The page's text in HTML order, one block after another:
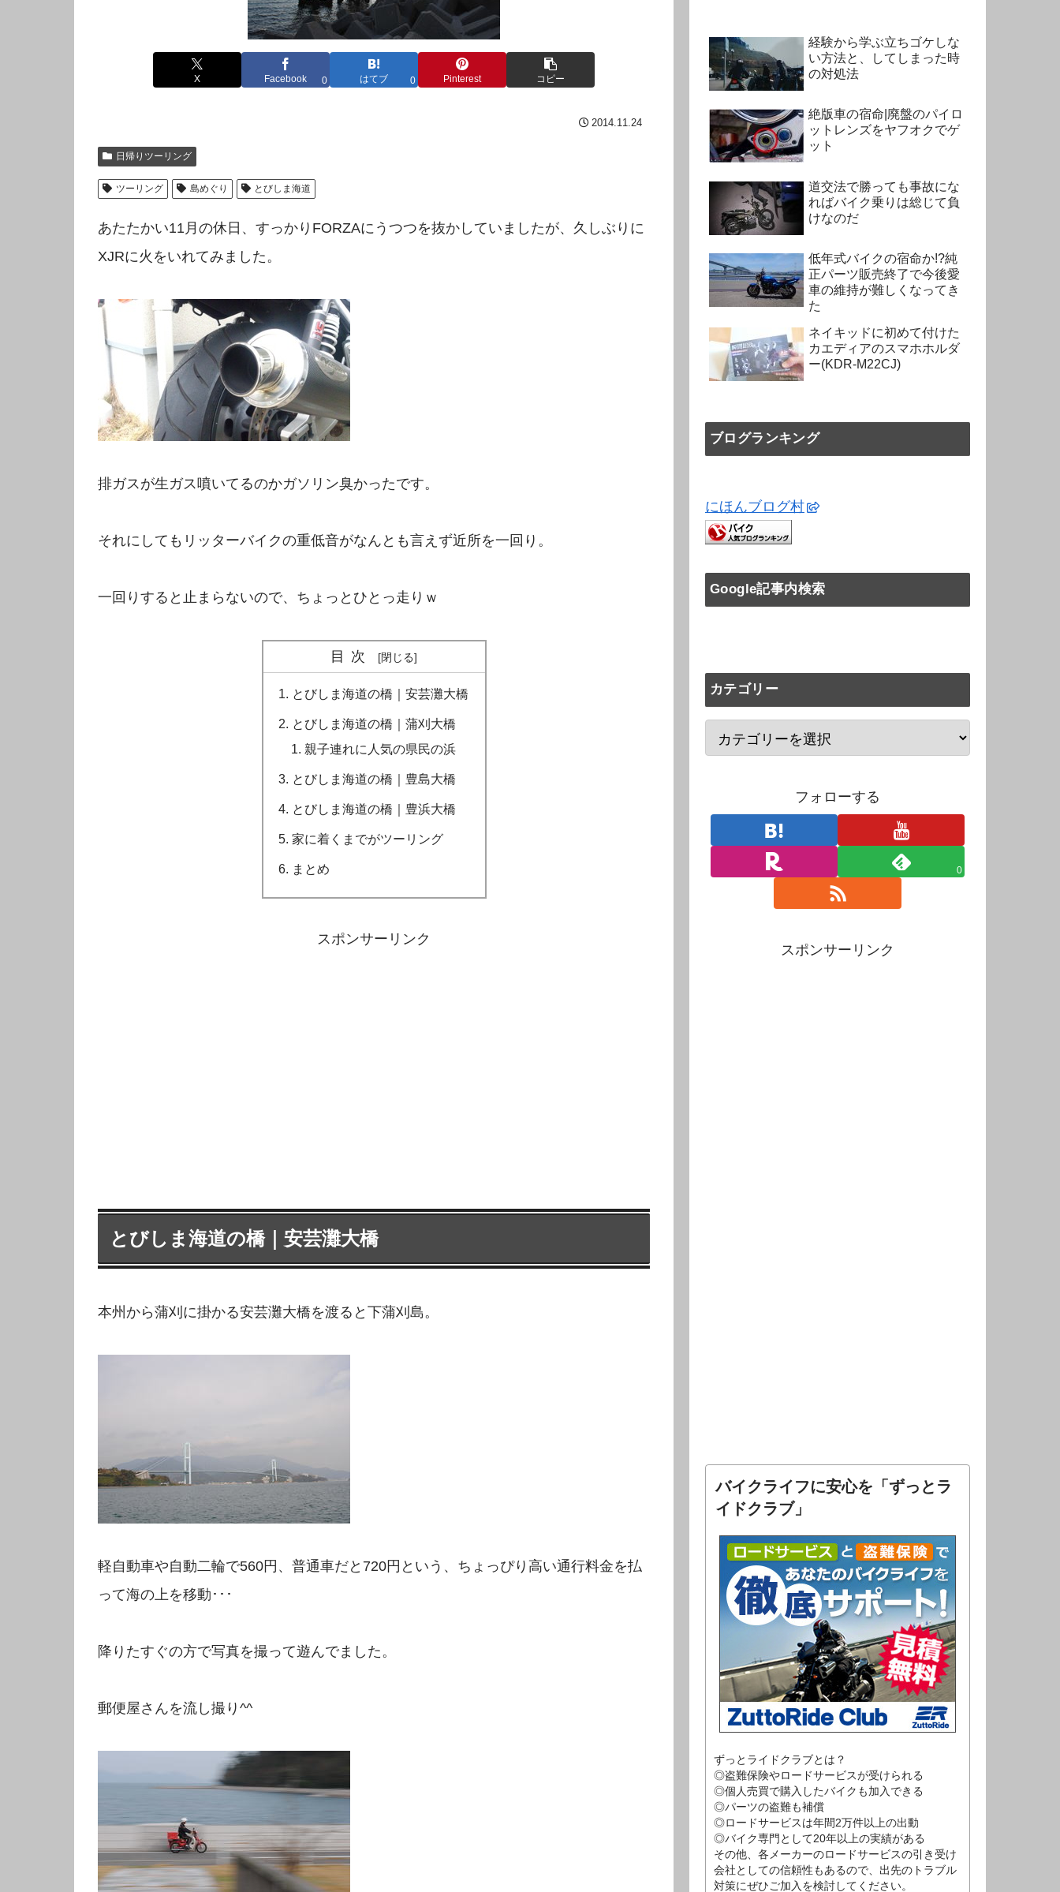
X Facebook 0 はてブ 0 Pinterest コピー
2014.11.24
日帰りツーリング
ツーリング 島めぐり とびしま海道
あたたかい11月の休日、すっかりFORZAにうつつを抜かしていましたが、久しぶりに
XJRに火をいれてみました。
排ガスが生ガス噴いてるのかガソリン臭かったです。
それにしてもリッターバイクの重低音がなんとも言えず近所を一回り。
一回りすると止まらないので、ちょっとひとっ走りｗ
目次
とびしま海道の橋｜安芸灘大橋
とびしま海道の橋｜蒲刈大橋
親子連れに人気の県民の浜
とびしま海道の橋｜豊島大橋
とびしま海道の橋｜豊浜大橋
家に着くまでがツーリング
まとめ
スポンサーリンク
とびしま海道の橋｜安芸灘大橋
本州から蒲刈に掛かる安芸灘大橋を渡ると下蒲刈島。
軽自動車や自動二輪で560円、普通車だと720円という、ちょっぴり高い通行料金を払
って海の上を移動･･･
降りたすぐの方で写真を撮って遊んでました。
郵便屋さんを流し撮り^^
経験から学ぶ立ちゴケしな
い方法と、してしまった時
の対処法
絶版車の宿命|廃盤のパイロ
ットレンズをヤフオクでゲ
ット
道交法で勝っても事故にな
ればバイク乗りは総じて負
けなのだ
低年式バイクの宿命か!?純
正パーツ販売終了で今後愛
車の維持が難しくなってき
た
ネイキッドに初めて付けた
カエディアのスマホホルダ
ー(KDR-M22CJ)
ブログランキング
にほんブログ村
Google記事内検索
カテゴリー
フォローする
0
スポンサーリンク
バイクライフに安心を「ずっとラ
イドクラブ」
ずっとライドクラブとは？
◎盗難保険やロードサービスが受けられる
◎個人売買で購入したバイクも加入できる
◎パーツの盗難も補償
◎ロードサービスは年間2万件以上の出動
◎バイク専門として20年以上の実績がある
その他、各メーカーのロードサービスの引き受け
会社としての信頼性もあるので、出先のトラブル
対策にぜひご加入を検討してください。